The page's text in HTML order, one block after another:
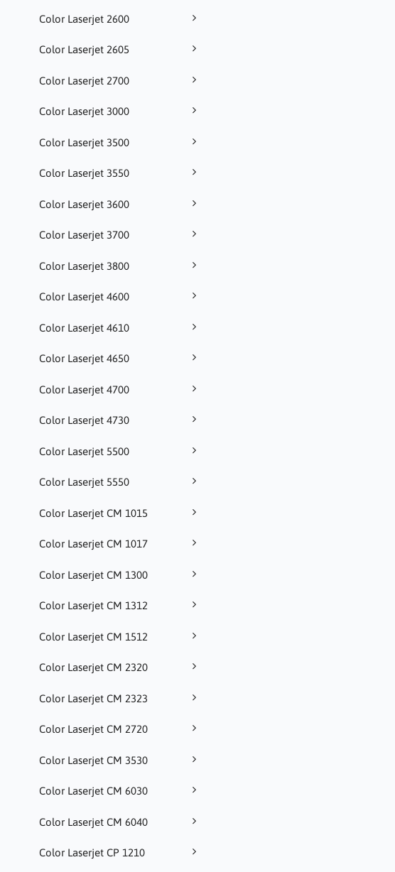
Color Laserjet 2600
Color Laserjet 2605
Color Laserjet 2700
Color Laserjet 3000
Color Laserjet 3500
Color Laserjet 3550
Color Laserjet 3600
Color Laserjet 3700
Color Laserjet 3800
Color Laserjet 4600
Color Laserjet 4610
Color Laserjet 4650
Color Laserjet 4700
Color Laserjet 4730
Color Laserjet 5500
Color Laserjet 5550
Color Laserjet CM 1015
Color Laserjet CM 1017
Color Laserjet CM 1300
Color Laserjet CM 1312
Color Laserjet CM 1512
Color Laserjet CM 2320
Color Laserjet CM 2323
Color Laserjet CM 2720
Color Laserjet CM 3530
Color Laserjet CM 6030
Color Laserjet CM 6040
Color Laserjet CP 1210